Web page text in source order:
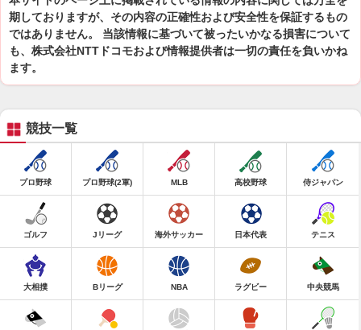
期しておりますが、その内容の正確性および安全性を保証するもの
ではありません。 当該情報に基づいて被ったいかなる損害について
も、株式会社NTTドコモおよび情報提供者は一切の責任を負いかね
ます。
競技一覧
プロ野球 プロ野球(2軍) MLB 高校野球 侍ジャパン
ゴルフ Jリーグ 海外サッカー 日本代表 テニス
大相撲 Bリーグ NBA ラグビー 中央競馬